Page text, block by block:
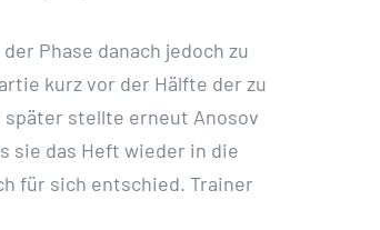
Phase danach jedoch zu
kurz vor der Hälfte der zu
später stellte erneut Anosov
sie das Heft wieder in die
für sich entschied. Trainer